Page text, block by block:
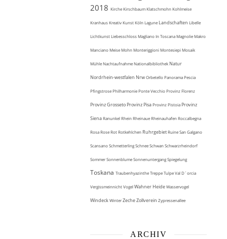
2018 KircheKirschbaumKlatschmohnKohlmeise
KranhausKreativKunstKölnLagune Landschaften Libelle
LichtkunstLiebesschlossMagliano In ToscanaMagnolieMakro
MancianoMeiseMohnMonteriggioniMontesiepiMosaik
MühleNachtaufnahmeNationalbibliothek Natur
Nordrhein-westfalen NrwOrbetelloPanoramaPescia
PfingstrosePhilharmoniePonte VecchioProvinz Florenz
Provinz Grosseto Provinz PisaProvinz Pistoia Provinz
SienaRanunkelRheinRheinaueRheinauhafenRoccalbegna
RosaRoseRotRotkehlchen RuhrgebietRuineSan Galgano
ScansanoSchmetterlingSchneeSchwanSchwarzrheindorf
SommerSonnenblumeSonnenuntergangSpiegelung
Toskana TraubenhyazintheTreppeTulpeVal D´orcia
VergissmeinnichtVogelWahner HeideWasservogel
WindeckWinterZeche Zollverein Zypressenallee
ARCHIV